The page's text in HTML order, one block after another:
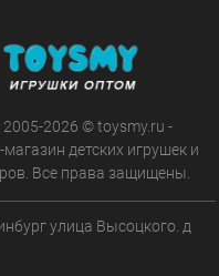
2026 © toysmy.ru -
магазин детских игрушек и
Все права защищены.
улица Высоцкого. д